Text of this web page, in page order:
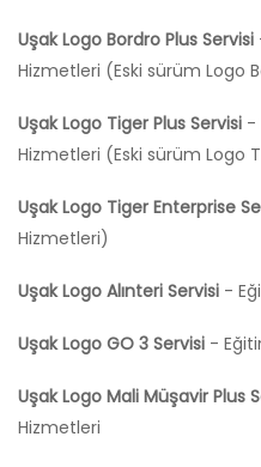
Uşak Logo Bordro Plus Servisi
Hizmetleri (Eski sürüm Logo
Uşak Logo Tiger Plus Servisi -
Hizmetleri (Eski sürüm Logo
Uşak Logo Tiger Enterprise
Hizmetleri)
Uşak Logo Alınteri Servisi -
Uşak Logo GO 3 Servisi -
Uşak Logo Mali Müşavir Plus
Hizmetleri